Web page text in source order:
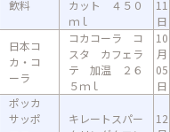
飲料
カット ４５０
ｍｌ
11
日
日本コ
カ・コ
ーラ
コカコーラ コ
スタ カフェラ
テ 加温 ２６
５ｍｌ
10
月
05
日
ポッカ
サッポ
キレートスパー
12